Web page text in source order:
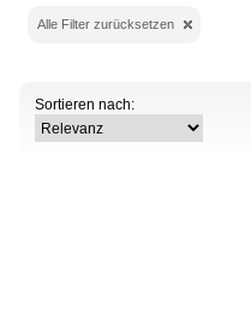
Alle Filter zurücksetzen
Sortieren nach: